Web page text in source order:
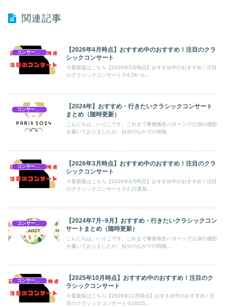
関連記事
【2026年4月時点】おすすめ中のおすすめ！注目のクラ
シックコンサート
※最新版はこちら【2026年5月時点】おすすめ中のおすすめ！注目
のクラシックコンサート※4.28~ル...
【2024年】おすすめ・行きたいクラシックコンサート
まとめ（随時更新）
こんにちは。いりこです。これまで事後報告パターンで公演の感想
を書いておりましたが、自分のなかでの情報...
【2026年3月時点】おすすめ中のおすすめ！注目のクラ
シックコンサート
※最新版はこちら【2026年4月時点】おすすめ中のおすすめ！注目
のクラシックコンサート※3.22更新...
コンサートスケジュール
【2024年7月~9月】おすすめ・行きたいクラシックコン
サートまとめ（随時更新）
こんにちは。いりこです。これまで事後報告パターンで公演の感想
を書いておりましたが、自分のなかでの情報...
コンサートスケジュール
【2025年10月時点】おすすめ中のおすすめ！注目のク
ラシックコンサート
※最新版はこちら【2025年11月時点】おすすめ中のおすすめ！注
目のクラシックコンサート※10/15...